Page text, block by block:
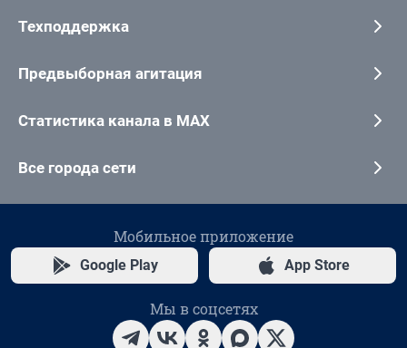
Техподдержка
Предвыборная агитация
Статистика канала в MAX
Все города сети
Мобильное приложение
Google Play App Store
Мы в соцсетях